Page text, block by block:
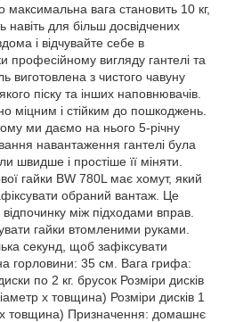
максимальна вага становить 10 кг,
навіть для більш досвідчених
і відчувайте себе в
професійному вигляду гантелі та
виготовлена ​​з чистого чавуну
піску та інших наповнювачів.
міцним і стійким до пошкоджень.
ми даємо на нього 5-річну
навантаження гантелі була
швидше і простіше її міняти.
гайки BW 780L має хомут, який
обраний вантаж. Це
між підходами вправ.
гайки втомленими руками.
секунд, щоб зафіксувати
горловини: 35 см. Вага грифа:
по 2 кг. брусок Розміри дисків
х товщина) Розміри дисків 1
x товщина) Призначення: домашнє